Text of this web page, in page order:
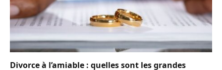
Divorce à l’amiable : quelles sont les grandes